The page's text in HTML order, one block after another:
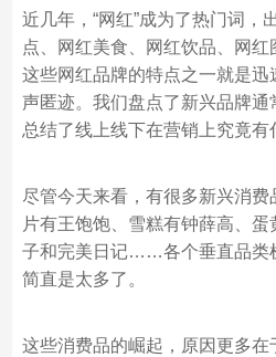
近几年，“网红”成为了热门词，
点、网红美食、网红饮品、网
这些网红品牌的特点之一就是
声匿迹。我们盘点了新兴品牌通
总结了线上线下在营销上究竟有
尽管今天来看，有很多新兴消
片有王饱饱、雪糕有钟薛高、
子和完美日记……各个垂直品类
简直是太多了。
这些消费品的崛起，原因更多在